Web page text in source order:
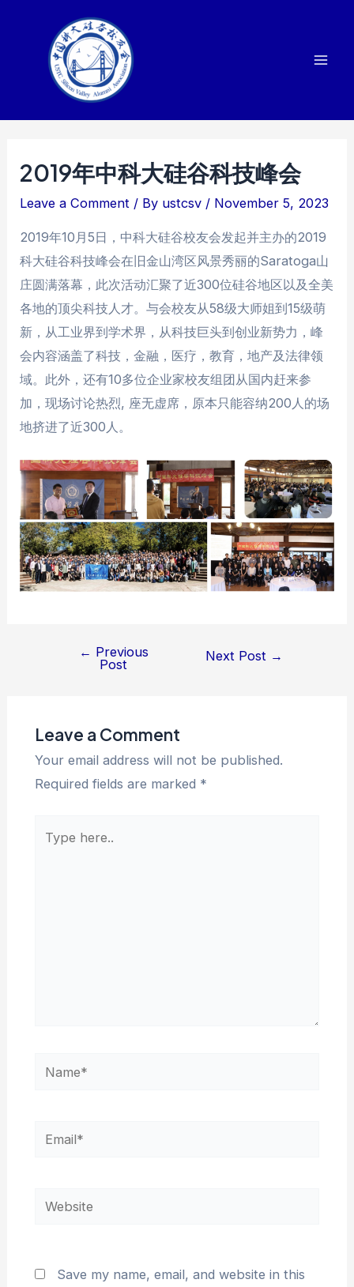
2019年中科大硅谷科技峰会
Leave a Comment / By ustcsv / November 5, 2023
2019年10月5日，中科大硅谷校友会发起并主办的2019
科大硅谷科技峰会在旧金山湾区风景秀丽的Saratoga山
庄圆满落幕，此次活动汇聚了近300位硅谷地区以及全美
各地的顶尖科技人才。与会校友从58级大师姐到15级萌
新，从工业界到学术界，从科技巨头到创业新势力，峰
会内容涵盖了科技，金融，医疗，教育，地产及法律领
域。此外，还有10多位企业家校友组团从国内赶来参
加，现场讨论热烈, 座无虚席，原本只能容纳200人的场
地挤进了近300人。
← Previous
Post
Next Post →
Leave a Comment
Your email address will not be published.
Required fields are marked *
Name*
Email*
Website
Save my name, email, and website in this